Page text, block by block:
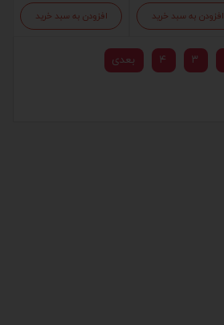
افزودن به سبد خرید افزودن به سبد خرید
۳ ۴ بعدی